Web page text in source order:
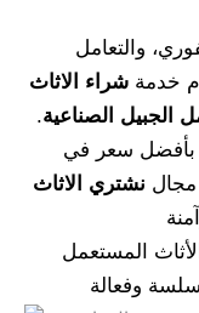
والتعامل
خدمة شراء الاثاث
الجبيل الصناعية.
بأفضل سعر في
مجال نشتري الاثاث
المستعمل